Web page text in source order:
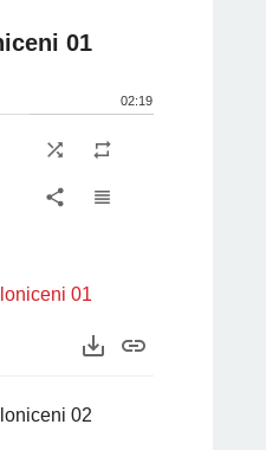
01
02:19
shuffle repeat
share view_headline
01
save_alt link
02